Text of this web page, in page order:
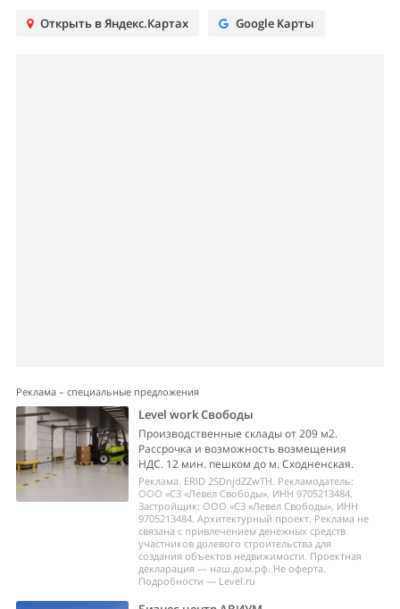
Открыть в Яндекс.Картах Google Карты
Реклама – специальные предложения
Level work Свободы
Производственные склады от 209 м2.
Рассрочка и возможность возмещения
НДС. 12 мин. пешком до м. Сходненская.
Реклама. ERID 2SDnjdZZwTH. Рекламодатель:
ООО «СЗ «Левел Свободы», ИНН 9705213484.
Застройщик: ООО «СЗ «Левел Свободы», ИНН
9705213484. Архитектурный проект. Реклама не
связана с привлечением денежных средств
участников долевого строительства для
создания объектов недвижимости. Проектная
декларация — наш.дом.рф. Не оферта.
Подробности — Level.ru